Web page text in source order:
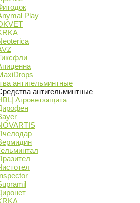
Play
антигельминтные
антигельминтные
Агроветзащита